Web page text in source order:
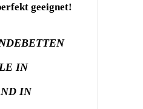
geeignet!
IN
IN